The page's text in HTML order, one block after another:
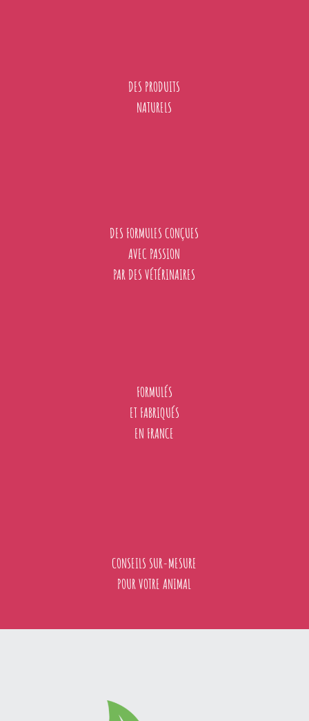
DES PRODUITS
NATURELS
DES FORMULES CONÇUES
AVEC PASSION
PAR DES VÉTÉRINAIRES
FORMULÉS
ET FABRIQUÉS
EN FRANCE
CONSEILS SUR-MESURE
POUR VOTRE ANIMAL